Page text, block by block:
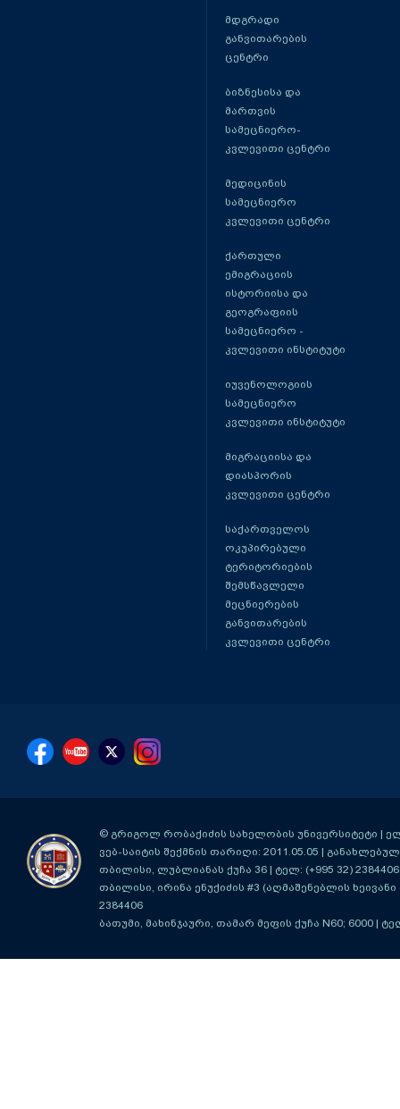
მდგრადი
განვითარების
ცენტრი
ბიზნესისა და
მართვის
სამეცნიერო-
კვლევითი ცენტრი
მედიცინის
სამეცნიერო
კვლევითი ცენტრი
ქართული
ემიგრაციის
ისტორიისა და
გეოგრაფიის
სამეცნიერო -
კვლევითი ინსტიტუტი
იუვენოლოგიის
სამეცნიერო
კვლევითი ინსტიტუტი
მიგრაციისა და
დიასპორის
კვლევითი ცენტრი
საქართველოს
ოკუპირებული
ტერიტორიების
შემსწავლელი
მეცნიერების
განვითარების
კვლევითი ცენტრი
© გრიგოლ რობაქიძის სახელობის უნივერსიტეტი |
ვებ-საიტის შექმნის თარიღი: 2011.05.05 |
თბილისი, ლუბლიანას ქუჩა 36 | ტელ: (+995 32)
თბილისი, ირინა ენუქიძის #3 (აღმაშენებლის ხეივანი
2384406
ბათუმი, მახინჯაური, თამარ მეფის ქუჩა N60; 6000 |